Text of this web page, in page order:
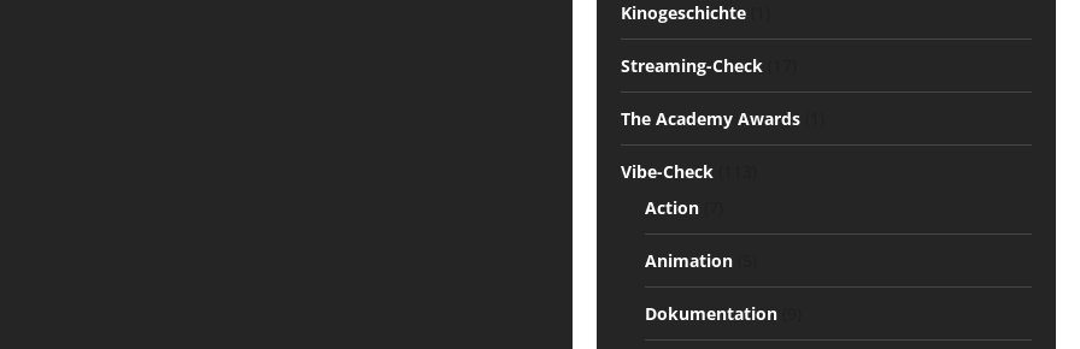
Kinogeschichte(1)
Streaming-Check(17)
The Academy Awards(1)
Vibe-Check(113)
Action(7)
Animation(5)
Dokumentation(9)